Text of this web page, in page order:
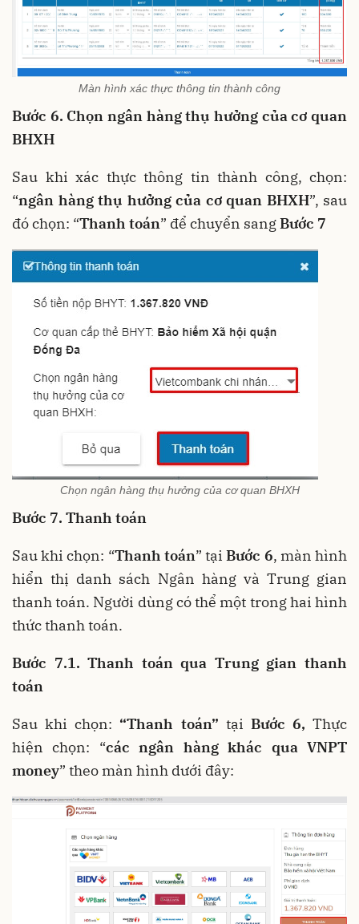
Màn hình xác thực thông tin thành công
Bước 6. Chọn ngân hàng thụ hưởng của cơ quan
BHXH
Sau khi xác thực thông tin thành công, chọn:
“ngân hàng thụ hưởng của cơ quan BHXH”, sau
đó chọn: “Thanh toán” để chuyển sangBước 7
Chọn ngân hàng thụ hưởng của cơ quan BHXH
Bước 7. Thanh toán
Sau khi chọn: “Thanh toán” tạiBước 6, màn hình
hiển thị danh sách Ngân hàng và Trung gian
thanh toán. Người dùng có thể một trong hai hình
thức thanh toán.
Bước 7.1. Thanh toán qua Trung gian thanh
toán
Sau khi chọn: “Thanh toán” tại Bước 6, Thực
hiện chọn: “các ngân hàng khác qua VNPT
money” theo màn hình dưới đây: